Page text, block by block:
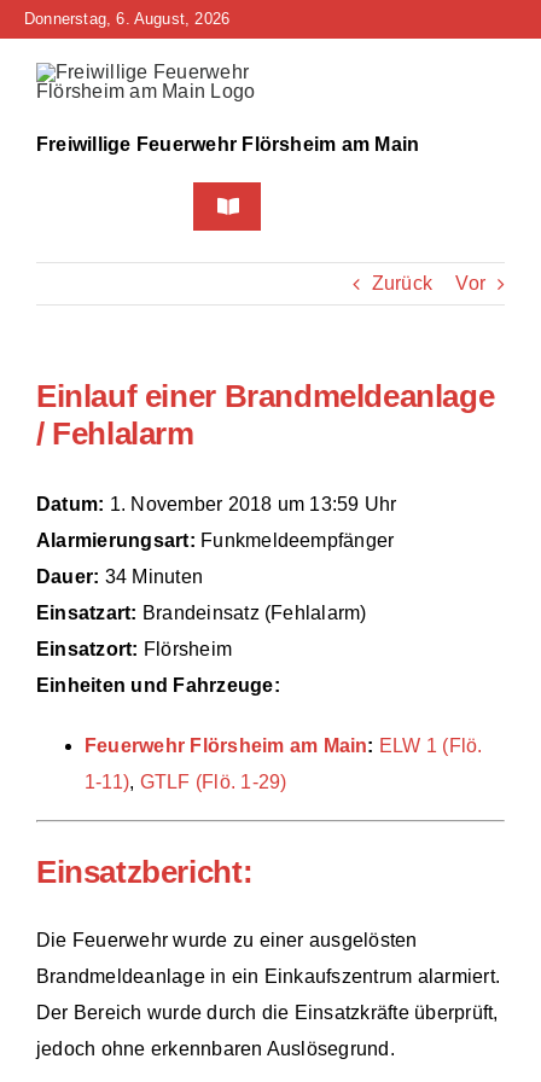
Zum
springen
Donnerstag, 6. August, 2026
Freiwillige Feuerwehr Flörsheim am Main
Toggle
Navigation
Home
Bürgerinfo
Technik
Zurück Vor
Einlauf einer Brandmeldeanlage
/ Fehlalarm
Datum: 1. November 2018 um 13:59 Uhr
Alarmierungsart: Funkmeldeempfänger
Dauer: 34 Minuten
Einsatzart: Brandeinsatz (Fehlalarm)
Einsatzort: Flörsheim
Einheiten und Fahrzeuge:
Feuerwehr Flörsheim am Main: ELW 1 (Flö.
1-11), GTLF (Flö. 1-29)
Einsatzbericht:
Die Feuerwehr wurde zu einer ausgelösten
Brandmeldeanlage in ein Einkaufszentrum alarmiert.
Der Bereich wurde durch die Einsatzkräfte überprüft,
jedoch ohne erkennbaren Auslösegrund.